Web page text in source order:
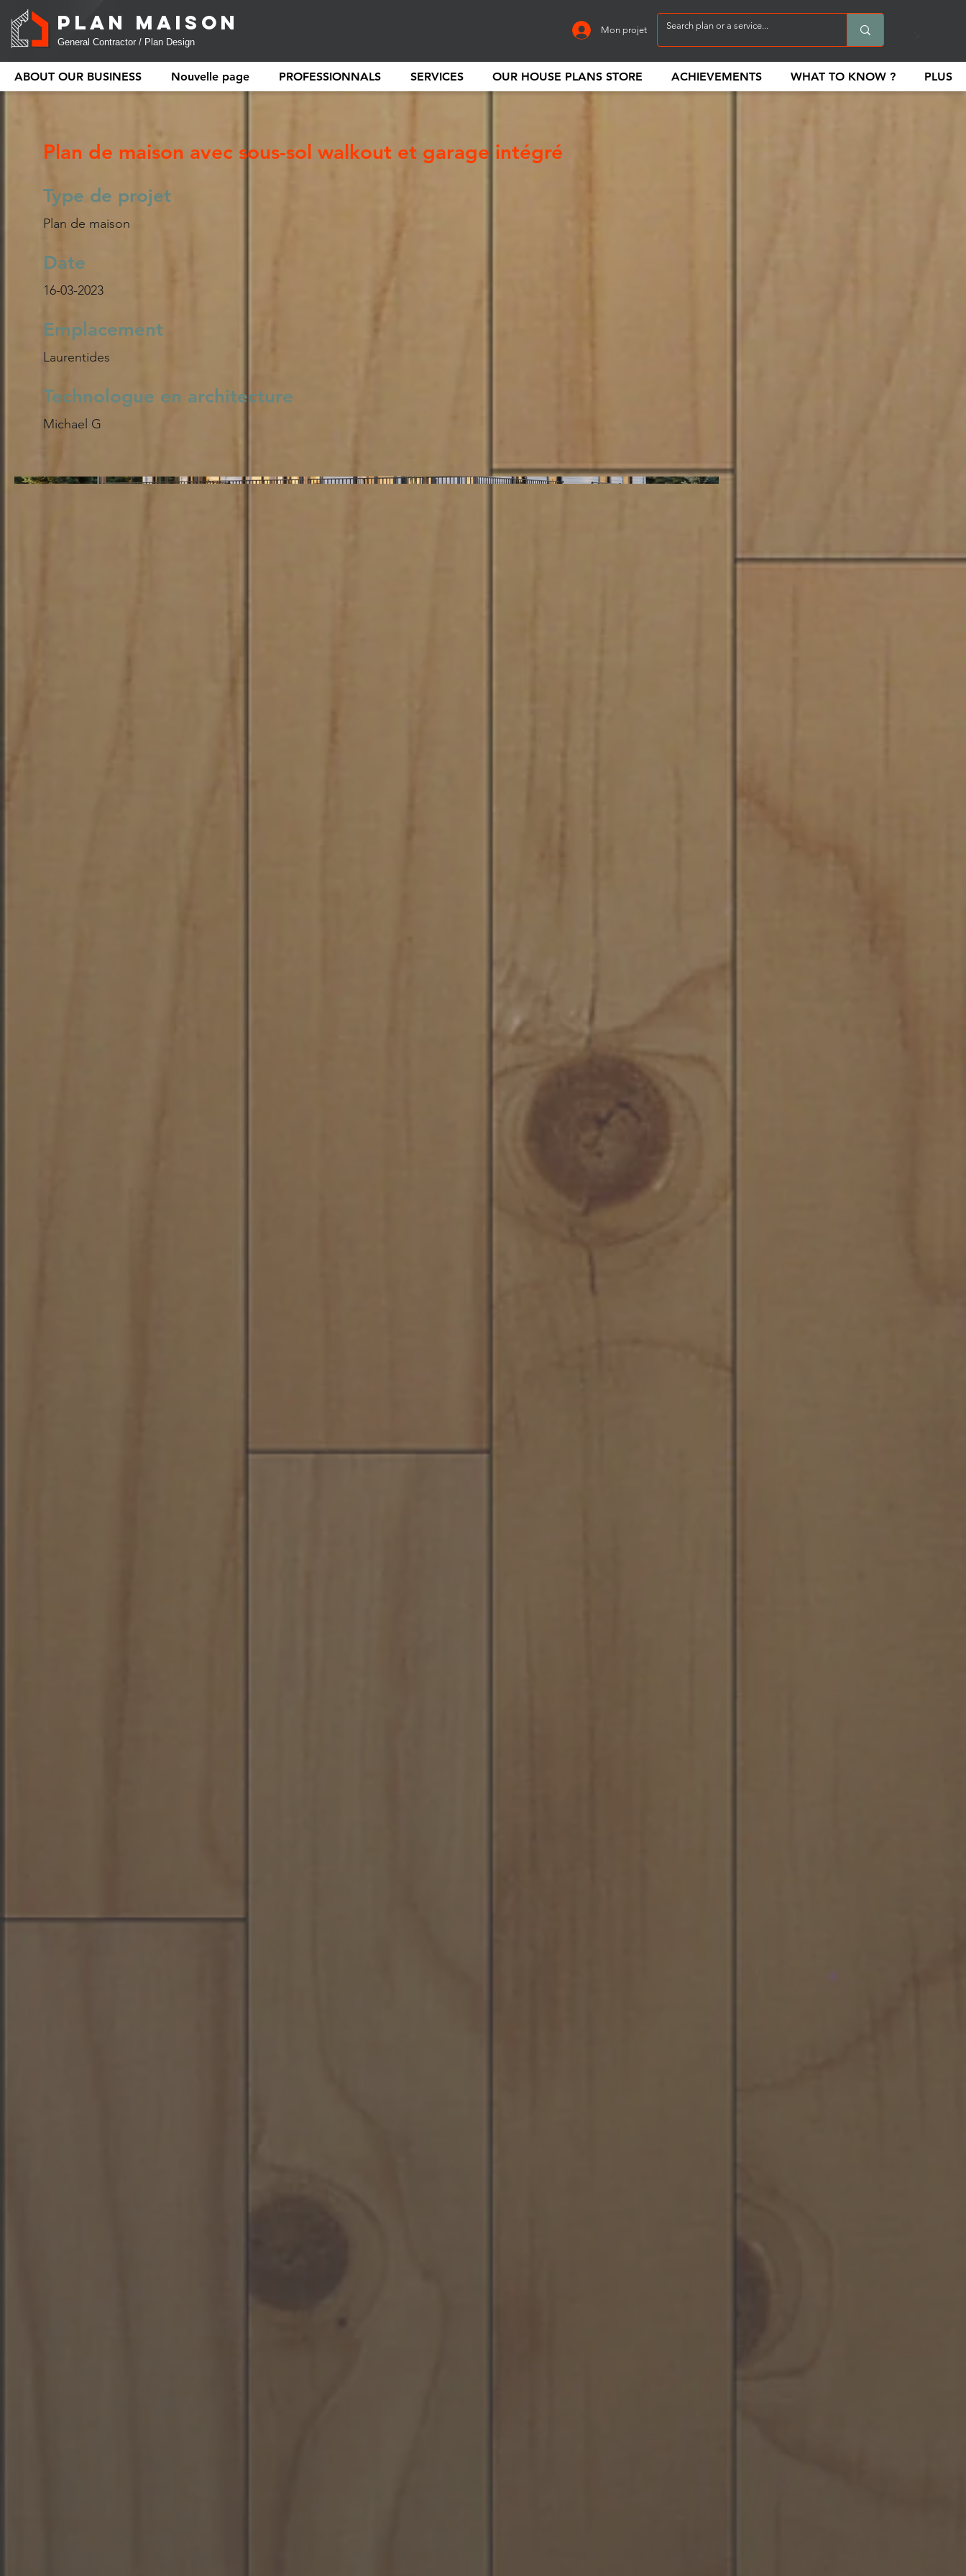
PLAN MAISON
General Contractor / Plan Design
Mon projet
ABOUT OUR BUSINESS Nouvelle page PROFESSIONNALS SERVICES OUR HOUSE PLANS STORE ACHIEVEMENTS WHAT TO KNOW ? PLUS
Plan de maison avec sous-sol walkout et garage intégré
Type de projet
Plan de maison
Date
16-03-2023
Emplacement
Laurentides
Technologue en architecture
Michael G